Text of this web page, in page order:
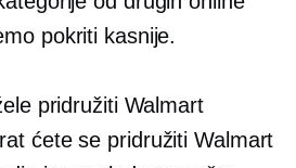
pokriti kasnije.
pridružiti Walmart
ćete se pridružiti Walmart